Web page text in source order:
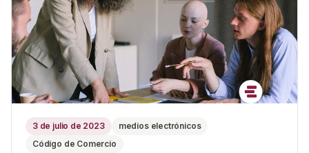
3 de julio de 2023
medios electrónicos
Código de Comercio